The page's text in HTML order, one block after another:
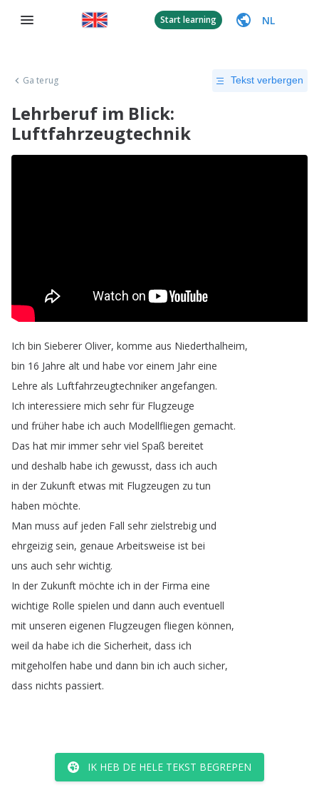
Start learning NL
Ga terug Tekst verbergen
Lehrberuf im Blick:
Luftfahrzeugtechnik
Ich bin Sieberer Oliver, komme aus Niederthalheim,
bin 16 Jahre alt und habe vor einem Jahr eine
Lehre als Luftfahrzeugtechniker angefangen.
Ich interessiere mich sehr für Flugzeuge
und früher habe ich auch Modellfliegen gemacht.
Das hat mir immer sehr viel Spaß bereitet
und deshalb habe ich gewusst, dass ich auch
in der Zukunft etwas mit Flugzeugen zu tun
haben möchte.
Man muss auf jeden Fall sehr zielstrebig und
ehrgeizig sein, genaue Arbeitsweise ist bei
uns auch sehr wichtig.
In der Zukunft möchte ich in der Firma eine
wichtige Rolle spielen und dann auch eventuell
mit unseren eigenen Flugzeugen fliegen können,
weil da habe ich die Sicherheit, dass ich
mitgeholfen habe und dann bin ich auch sicher,
dass nichts passiert.
IK HEB DE HELE TEKST BEGREPEN